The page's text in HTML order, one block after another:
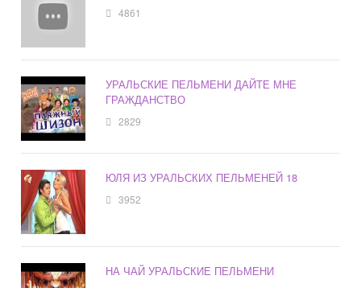
4861
УРАЛЬСКИЕ ПЕЛЬМЕНИ ДАЙТЕ МНЕ
ГРАЖДАНСТВО
2829
ЮЛЯ ИЗ УРАЛЬСКИХ ПЕЛЬМЕНЕЙ 18
3952
НА ЧАЙ УРАЛЬСКИЕ ПЕЛЬМЕНИ